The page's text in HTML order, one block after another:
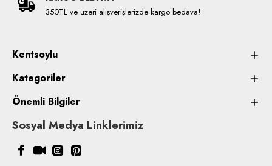
350TL ve üzeri alışverişlerizde kargo bedava!
Kentsoylu
Kategoriler
Önemli Bilgiler
Sosyal Medya Linklerimiz